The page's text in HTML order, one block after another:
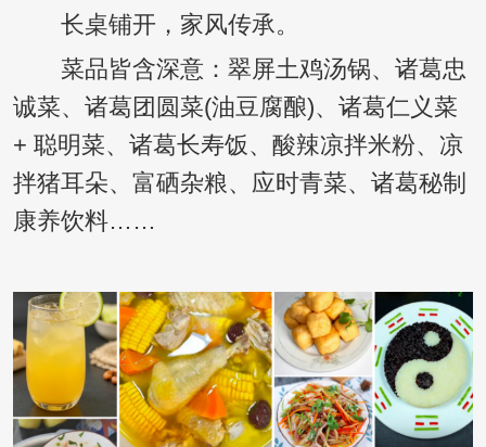
长桌铺开，家风传承。
菜品皆含深意：翠屏土鸡汤锅、诸葛忠
诚菜、诸葛团圆菜(油豆腐酿)、诸葛仁义菜
+ 聪明菜、诸葛长寿饭、酸辣凉拌米粉、凉
拌猪耳朵、富硒杂粮、应时青菜、诸葛秘制
康养饮料……